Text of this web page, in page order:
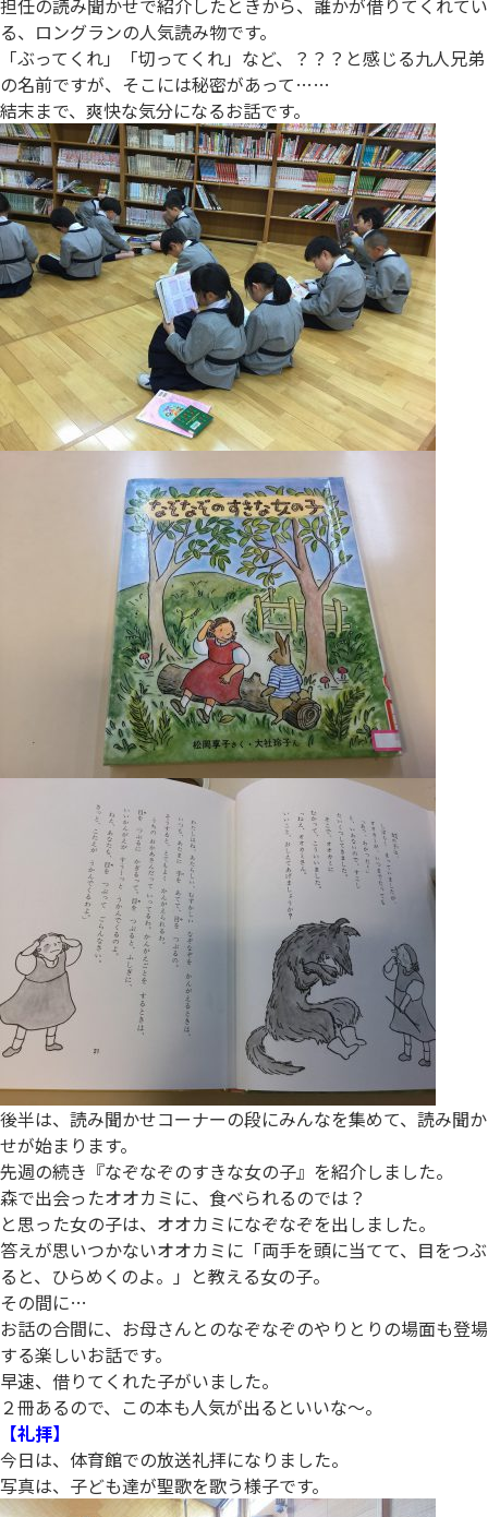
る、ロングランの人気読み物です。
「ぶってくれ」「切ってくれ」など、？？？と感じる九人兄弟
の名前ですが、そこには秘密があって……
結末まで、爽快な気分になるお話です。
後半は、読み聞かせコーナーの段にみんなを集めて、読み聞か
せが始まります。
先週の続き『なぞなぞのすきな女の子』を紹介しました。
森で出会ったオオカミに、食べられるのでは？
と思った女の子は、オオカミになぞなぞを出しました。
答えが思いつかないオオカミに「両手を頭に当てて、目をつぶ
ると、ひらめくのよ。」と教える女の子。
その間に…
お話の合間に、お母さんとのなぞなぞのやりとりの場面も登場
する楽しいお話です。
早速、借りてくれた子がいました。
２冊あるので、この本も人気が出るといいな～。
【礼拝】
今日は、体育館での放送礼拝になりました。
写真は、子ども達が聖歌を歌う様子です。